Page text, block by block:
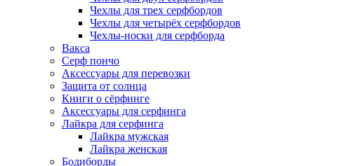
Чехлы для трех серфбордов
Чехлы для четырёх серфбордов
Чехлы-носки для серфборда
Вакса
Серф пончо
Аксессуары для перевозки
Защита от солнца
Книги о сёрфинге
Аксессуары для серфинга
Лайкра для серфинга
Лайкра мужская
Лайкра женская
Бодиборды